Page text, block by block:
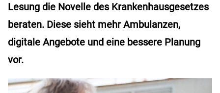
Lesung die Novelle des Krankenhausgesetzes
beraten. Diese sieht mehr Ambulanzen,
digitale Angebote und eine bessere Planung
vor.